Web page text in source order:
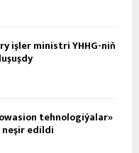
işler ministri ÝHHG-niň
tehnologiýalar»
edildi